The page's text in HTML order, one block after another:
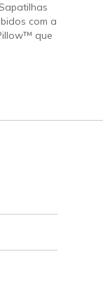
com a
que